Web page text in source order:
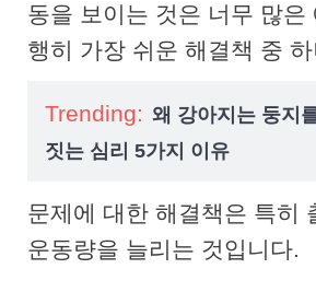
동을 보이는 것은 너무 많은
행히 가장 쉬운 해결책 중
Trending: 왜 강아지는 둥지
짓는 심리 5가지 이유
문제에 대한 해결책은 특히
운동량을 늘리는 것입니다.